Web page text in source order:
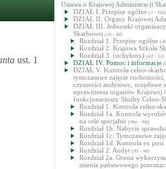
ust. 1
Ustawa o Krajowej Administracji
DZIAŁ I. Przepisy ogólne (1 - 10a)
DZIAŁ II. Organy Krajowej
DZIAŁ III. Jednostki
Skarbowej (36 - 44)
Rozdział 1. Przepisy ogólne
Rozdział 2. Krajowa Szkoła
Rozdział 3. (uchylony) (43 - 53)
DZIAŁ IV. Pomoc i informacje
DZIAŁ V. Kontrola celno-
tymczasowe zajęcie
czynności audytowe, urzędowe
uprawnienia organów Krajowej
funkcjonariuszy Służby Celno-
Rozdział 1. Kontrola celno-
Rozdział 1a. Kontrola
na cele specjalne (94a - 94j)
Rozdział 1b. Nabycie
Rozdział 1c. Tymczasowe
Rozdział 1d. Kontrola ex post
Rozdział 2. Audyt (95 - 98)
Rozdział 2a. Ocena
mienia państwowego